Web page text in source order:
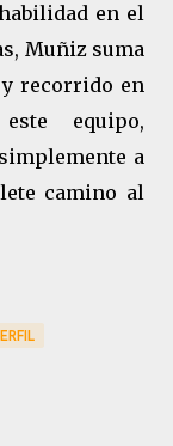
en el
Muñiz suma
recorrido en
equipo,
a
camino al